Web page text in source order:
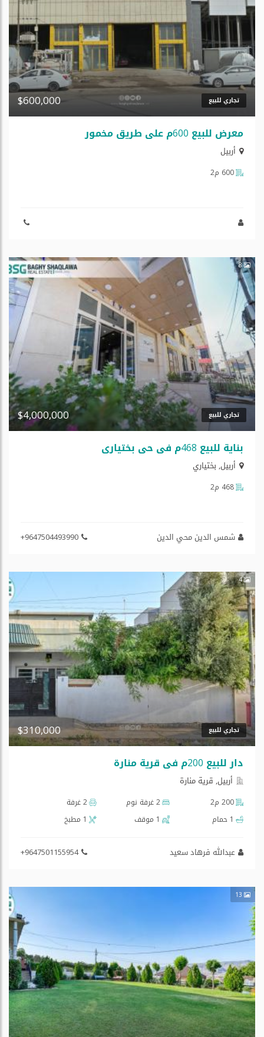
تجاري للبيع $600,000
معرض للبیع 600م علی طریق مخمور
أربيل
600 م2
8
تجاري للبيع $4,000,000
بنایة للبیع 468م في حي بختیاري
أربيل, بختياري
468 م2
شمس الدين محي الدين +9647504493990
4
تجاري للبيع $310,000
دار للبیع 200م في قریة منارة
أربيل, قریة منارة
200 م2 2 غرفة نوم
2 غرفة
1 حمام
1 موقف 1 مطبخ
عبدالله فرهاد سعید +9647501155954
13